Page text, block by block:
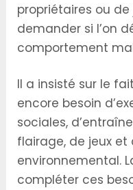
propriétaires ou
demander si l’on
comportement
Il a insisté sur le
encore besoin
sociales,
flairage, de jeux et
environnemental.
compléter ces